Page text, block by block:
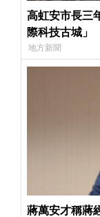
高虹安市長三
際科技古城」
地方新聞
蔣萬安才稱蔣